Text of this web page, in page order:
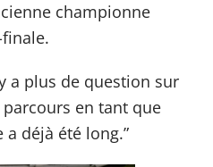
championne
a plus de question sur
en tant que
a déjà été long.”